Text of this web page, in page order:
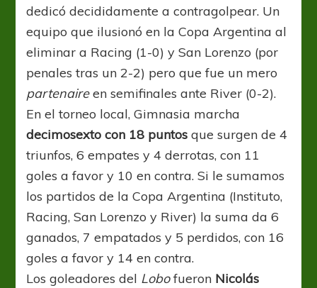
dedicó decididamente a contragolpear. Un
equipo que ilusionó en la Copa Argentina al
eliminar a Racing (1-0) y San Lorenzo (por
penales tras un 2-2) pero que fue un mero
partenaireen semifinales ante River (0-2).
En el torneo local, Gimnasia marcha
decimosexto con 18 puntos que surgen de 4
triunfos, 6 empates y 4 derrotas, con 11
goles a favor y 10 en contra. Si le sumamos
los partidos de la Copa Argentina (Instituto,
Racing, San Lorenzo y River) la suma da 6
ganados, 7 empatados y 5 perdidos, con 16
goles a favor y 14 en contra.
Los goleadores del Lobofueron Nicolás